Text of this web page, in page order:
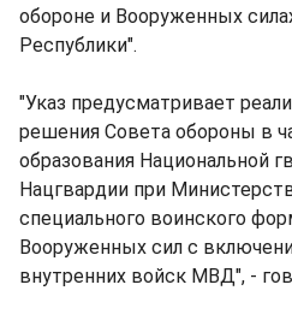
обороне и Вооруженных
Республики".
"Указ предусматривает
решения Совета обороны в
образования Национальной
Нацгвардии при
специального воинского
Вооруженных сил с
внутренних войск МВД", -